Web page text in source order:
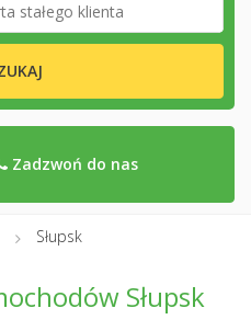
Zadzwoń do nas
Słupsk
Słupsk